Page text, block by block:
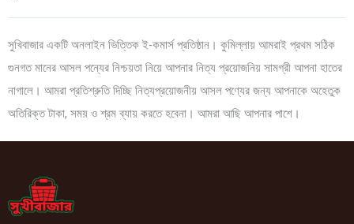
সুখিবাজার একটি অনলাইন ভিত্তিক ই-কমার্স প্রতিষ্ঠান। কুমিল্লায় আমরাই প্রথম সঠিক
গুনগত মানের আসল পন্যের নিশ্চয়তা নিয়ে আপনার নিত্য প্রয়োজনিয় সামগ্রী আপনা হাতের
নাগালে। আমরা প্রতিশ্রুতি দিচ্ছি নিত্যপ্রয়োজনীয় আসল পণ্যের জন্য আপনাকে অহেতুক
অতিরিক্ত টাকা, সময় ও শ্রম ব্যায় করতে হবেনা। আমরা আছি আপনার পাশে।